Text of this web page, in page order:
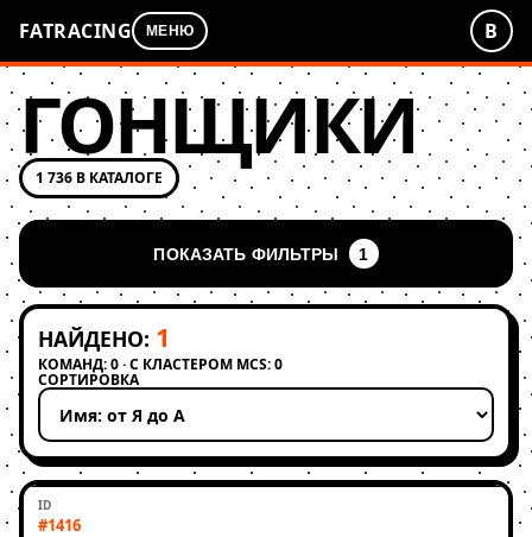
FATRACING МЕНЮ В
ГОНЩИКИ
1 736 В КАТАЛОГЕ
ПОКАЗАТЬ ФИЛЬТРЫ 1
НАЙДЕНО: 1
КОМАНД: 0 · С КЛАСТЕРОМ MCS: 0
СОРТИРОВКА
Применить сортировку
#1416